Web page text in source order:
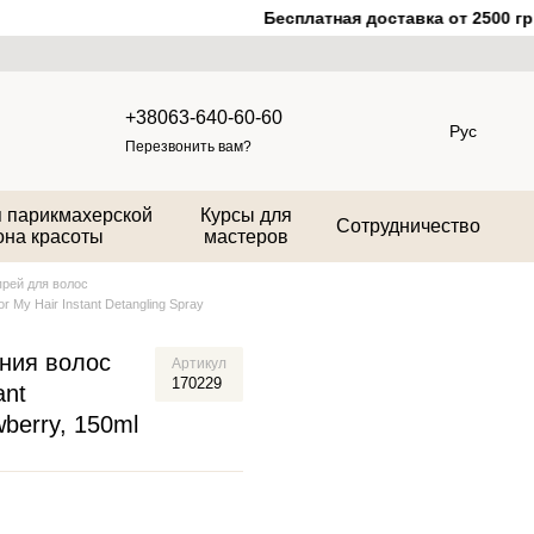
Бесплатная доставка от 2500 грн.
+38063-640-60-60
Перезвонить вам?
Рус
красоты
Курсы для
мастеров
Сотрудничество
для волос
My Hair Instant Detangling Spray
волос
150ml
Артикул
170229